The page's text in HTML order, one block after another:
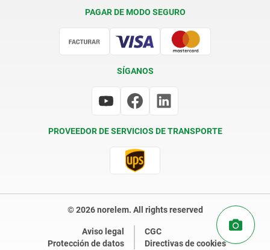
PAGAR DE MODO SEGURO
SÍGANOS
PROVEEDOR DE SERVICIOS DE TRANSPORTE
© 2026 norelem. All rights reserved
Aviso legal
CGC
Protección de datos
Directivas de cookies